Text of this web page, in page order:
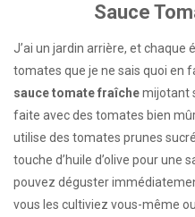
Sauce
J’ai un jardin arrière, et chaque
tomates que je ne sais quoi en
sauce tomate fraîchemijotant
faite avec des tomates bien
utilise des tomates prunes
touche d’huile d’olive pour une
pouvez déguster
vous les cultiviez vous-même